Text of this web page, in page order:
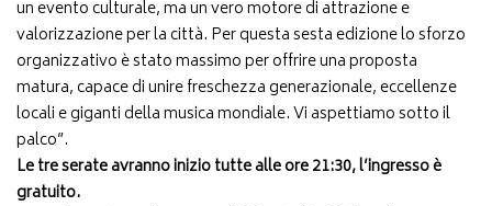
un evento culturale, ma un vero motore di attrazione e
valorizzazione per la città. Per questa sesta edizione lo sforzo
organizzativo è stato massimo per offrire una proposta
matura, capace di unire freschezza generazionale, eccellenze
locali e giganti della musica mondiale. Vi aspettiamo sotto il
palco”.
Le tre serate avranno inizio tutte alle ore 21:30, l’ingresso è
gratuito.